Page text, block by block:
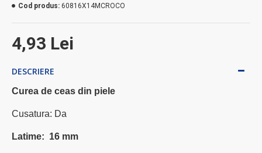
4,93 Lei
Cod produs: 60816X14MCROCO
DESCRIERE
Curea de ceas din piele
Cusatura: Da
Latime: 16 mm